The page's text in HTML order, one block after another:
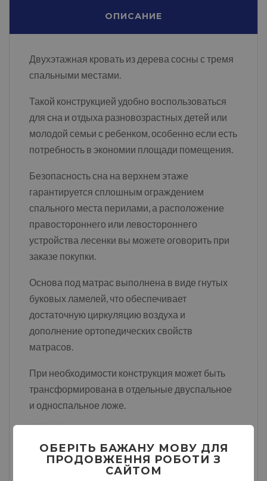
ОПИСАНИЕ
Двухэтажная кровать из дерева сосны с тремя
спальными местами.
Такой конструкцией удобно воспользоваться
для сна и отдыха разновозрастных детей или
молодой семьи с ребенком, особенно если есть
потребность в экономии площади помещения.
Безопасность сна на верхнем этаже
гарантируется сплошным ограждением
спального места перилами, а расположение
правостороннего или левостороннего
устройства лесенки вы можете оговорить при
заказе покупки.
Основа под матрас выполнена в виде гнутых
буковых ламелей, что обеспечивает
достаточную циркуляцию воздуха и
дополнение ортопедических свойств
матрасов.
При необходимости конструкция может быть
трансформирована в отдельные двуспальное
и односпальное ложе.
ОБЕРІТЬ БАЖАНУ МОВУ ДЛЯ
ПРОДОВЖЕННЯ РОБОТИ З
САЙТОМ